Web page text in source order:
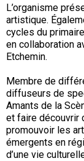
L’organisme
artistique.
cycles du
en collaboration
Etchemin.
Membre de
diffuseurs de
Amants de la
et faire découvrir
promouvoir les
émergents en
d’une vie